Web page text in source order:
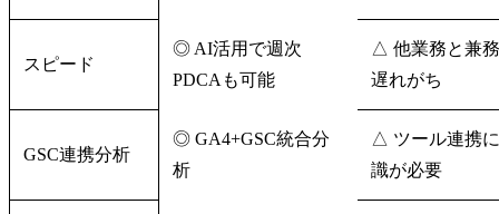
スピード
◎ AI活用で週次
PDCAも可能
△ 他業務と兼
遅れがち
GSC連携分析
◎ GA4+GSC統合分
析
△ ツール連携
識が必要